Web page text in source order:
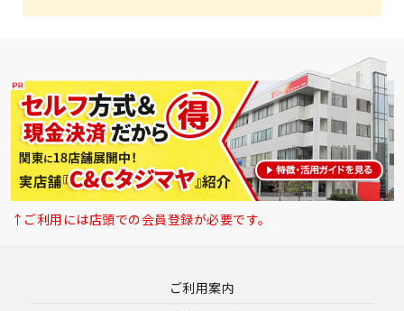
↑ご利用には店頭での会員登録が必要です。
ご利用案内